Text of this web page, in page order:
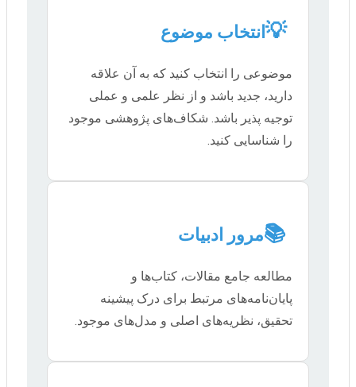
💡 انتخاب موضوع
موضوعی را انتخاب کنید که به آن علاقه
دارید، جدید باشد و از نظر علمی و عملی
توجیه پذیر باشد. شکاف‌های پژوهشی موجود
را شناسایی کنید.
📚مرور ادبیات
مطالعه جامع مقالات، کتاب‌ها و
پایان‌نامه‌های مرتبط برای درک پیشینه
تحقیق، نظریه‌های اصلی و مدل‌های موجود.